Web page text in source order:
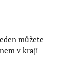
můžete
v kraji